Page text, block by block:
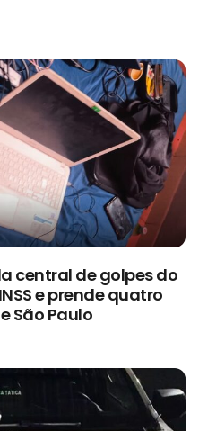
central de golpes do
e prende quatro
São Paulo